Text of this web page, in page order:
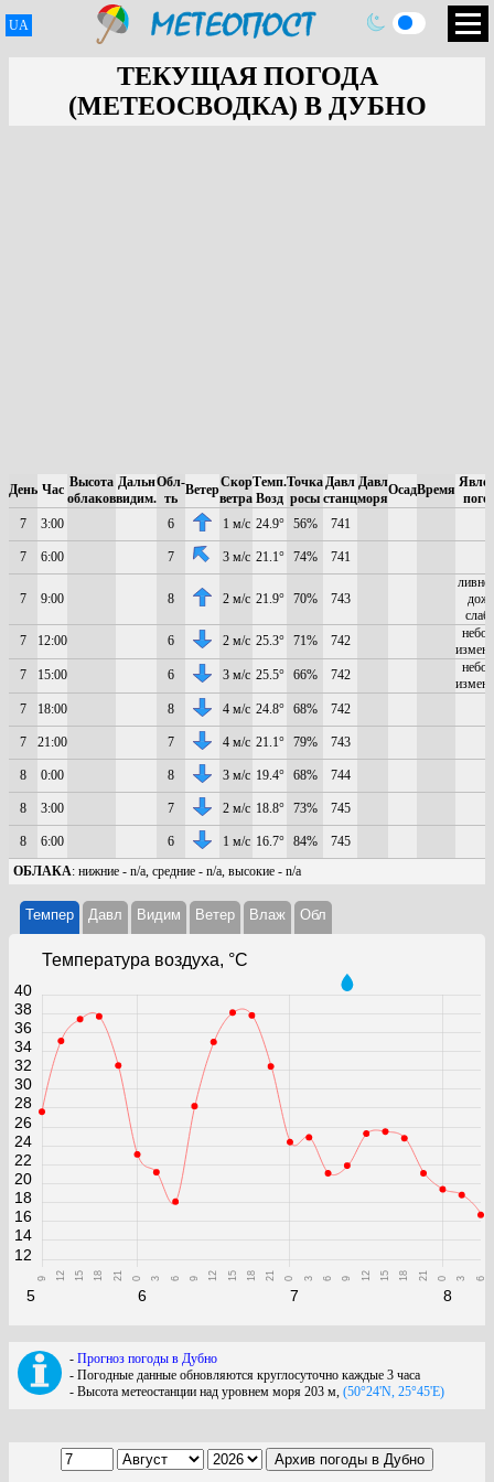
UA
ТЕКУЩАЯ ПОГОДА
(МЕТЕОСВОДКА) В ДУБНО
День Час Высота
облаков
Дальн
видим.
Обл-
ть
ВетерСкор
ветра
Темп.
Возд
Точка
росы
Давл
станц
Давл
моря
ОсадВремя
7
3:00 6 1 м/с 24.9° 56% 741
7 6:00 7 3 м/с 21.1° 74% 741
7 9:00 8 2 м/с 21.9° 70% 743
7
12:00 6 2 м/с 25.3° 71% 742
небо
7
15:00 6 3 м/с 25.5° 66% 742
небо
7
18:00 8 4 м/с 24.8° 68% 742
7 21:00 7 4 м/с 21.1° 79% 743
8 0:00 8 3 м/с 19.4° 68% 744
8 3:00 7 2 м/с 18.8° 73% 745
8 6:00 6 1 м/с 16.7° 84%
745
ОБЛАКА: нижние - n/a, средние - n/a, высокие - n/a
Темпер Давл Видим Ветер Влаж Обл
Температура воздуха, °C
5
9 12 15 18 21
6
0 3 6 9 12 15 18 21
7
0 3 6 9 12 15 18 21
8
0 3 6
12
14
16
18
20
22
24
26
28
30
32
34
36
38
40
- Прогноз погоды в Дубно
- Погодные данные обновляются круглосуточно каждые 3 часа
- Высота метеостанции над уровнем моря 203 м, (50°24'N, 25°45'E)